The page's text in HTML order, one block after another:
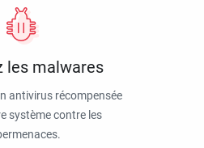
les malwares
antivirus récompensée
système contre les